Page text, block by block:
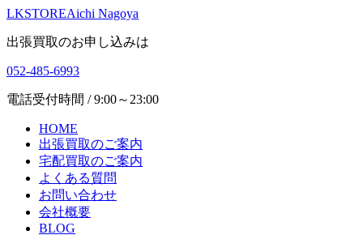
LKSTOREAichi Nagoya
出張買取のお申し込みは
052-485-6993
電話受付時間 / 9:00～23:00
HOME
出張買取のご案内
宅配買取のご案内
よくある質問
お問い合わせ
会社概要
BLOG